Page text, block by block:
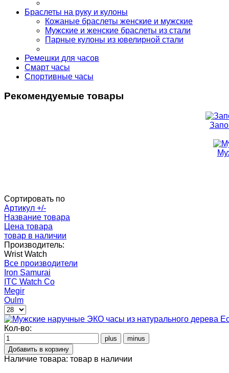
Браслеты на руку и кулоны
Кожаные браслеты женские и мужские
Мужские и женские браслеты из стали
Парные кулоны из ювелирной стали
Ремешки для часов
Смарт часы
Спортивные часы
Рекомендуемые товары
Сортировать по
Артикул +/-
Название товара
Цена товара
товар в наличии
Производитель:
Wrist Watch
Все производители
Iron Samurai
ITC Watch Co
Megir
Oulm
Кол-во:
Наличие товара: товар в наличии